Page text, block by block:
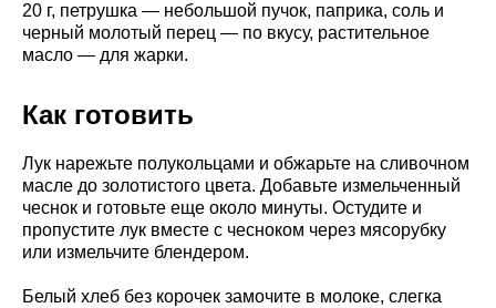
20 г, петрушка — небольшой пучок, паприка, соль и
черный молотый перец — по вкусу, растительное
масло — для жарки.
Как готовить
Лук нарежьте полукольцами и обжарьте на сливочном
масле до золотистого цвета. Добавьте измельченный
чеснок и готовьте еще около минуты. Остудите и
пропустите лук вместе с чесноком через мясорубку
или измельчите блендером.
Белый хлеб без корочек замочите в молоке, слегка